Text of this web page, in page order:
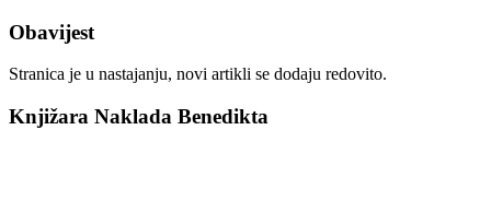
Obavijest
Stranica je u nastajanju, novi artikli se dodaju redovito.
Knjižara Naklada Benedikta